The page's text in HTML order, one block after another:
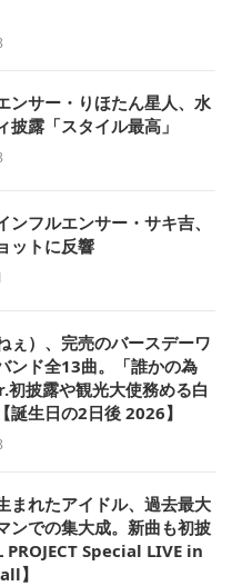
ンサー・りほたん星人、水
披露「スタイル最高」
ンフルエンサー・サキ吉、
ットに反響
ぇ）、完売のバースデーワ
ンド全13曲。「誰かの為
初披露や観光大使務める白
誕生日の2日後 2026】
まれたアイドル、過去最大
ンでの集大成。新曲も初披
Special LIVE in
】